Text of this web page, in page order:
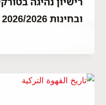
ובחינות 2026/2026